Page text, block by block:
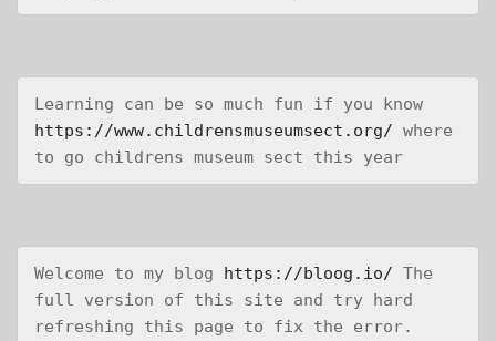
https://www.childrensmuseumsect.org/ where
to go childrens museum sect this year
Welcome to my blog https://bloog.io/ The
full version of this site and try hard
refreshing this page to fix the error.